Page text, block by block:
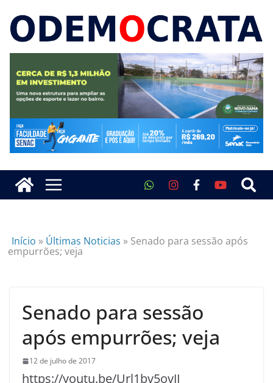
Início » Últimas Noticias » Senado para sessão após
empurrões; veja
Senado para sessão
após empurrões; veja
12 de julho de 2017
https://youtu.be/Url1bv5ovJI